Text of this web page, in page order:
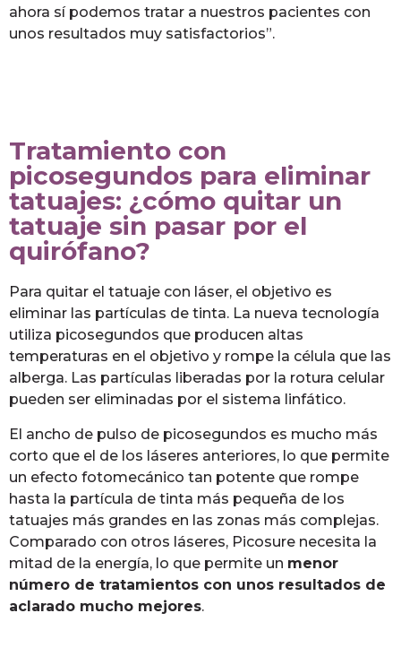
ahora sí podemos tratar a nuestros pacientes con
unos resultados muy satisfactorios”.
Tratamiento con
picosegundos para eliminar
tatuajes: ¿cómo quitar un
tatuaje sin pasar por el
quirófano?
Para quitar el tatuaje con láser, el objetivo es
eliminar las partículas de tinta. La nueva tecnología
utiliza picosegundos que producen altas
temperaturas en el objetivo y rompe la célula que las
alberga. Las partículas liberadas por la rotura celular
pueden ser eliminadas por el sistema linfático.
El ancho de pulso de picosegundos es mucho más
corto que el de los láseres anteriores, lo que permite
un efecto fotomecánico tan potente que rompe
hasta la partícula de tinta más pequeña de los
tatuajes más grandes en las zonas más complejas.
Comparado con otros láseres, Picosure necesita la
mitad de la energía, lo que permite un menor
número de tratamientos con unos resultados de
aclarado mucho mejores.